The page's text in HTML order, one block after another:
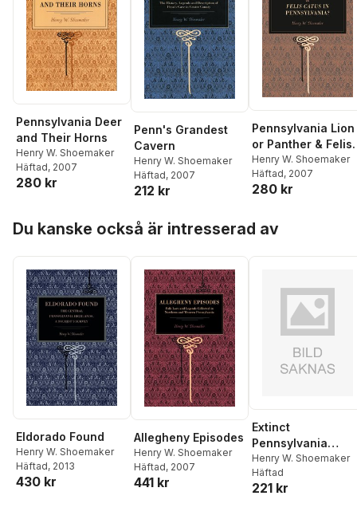
Pennsylvania Deer
and Their Horns
Henry W. Shoemaker
Häftad, 2007
280 kr
Penn's Grandest
Cavern
Henry W. Shoemaker
Häftad, 2007
212 kr
Pennsylvania Lion
or Panther & Felis
Catus in
Pennsylvania?
Henry W. Shoemaker
Häftad, 2007
280 kr
Du kanske också är intresserad av
Eldorado Found
Henry W. Shoemaker
Häftad, 2013
430 kr
Allegheny Episodes
Henry W. Shoemaker
Häftad, 2007
441 kr
Extinct
Pennsylvania
Animals (Volume
Wolf Days in
Pennsylvania
Henry W. Shoemaker
Häftad
221 kr